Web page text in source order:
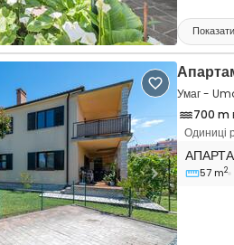
Next
Умаг -
700 m
Одиниці
57 m2